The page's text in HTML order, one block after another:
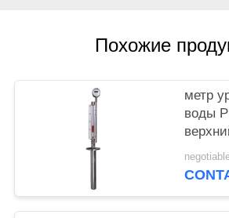
Похожие
метр
воды